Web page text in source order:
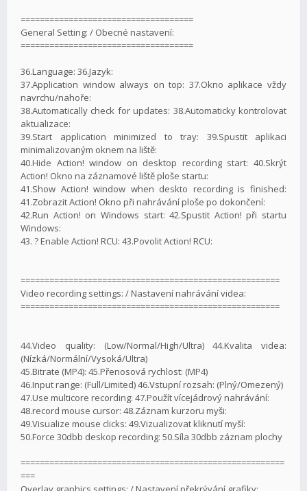
====================================
General Setting: / Obecné nastavení:
====================================
36.Language: 36.Jazyk:
37.Application window always on top: 37.Okno aplikace vždy
navrchu/nahoře:
38.Automatically check for updates: 38.Automaticky kontrolovat
aktualizace:
39.Start application minimized to tray: 39.Spustit aplikaci
minimalizovaným oknem na liště:
40.Hide Action! window on desktop recording start: 40.Skrýt
Action! Okno na záznamové liště ploše startu:
41.Show Action! window when deskto recording is finished:
41.Zobrazit Action! Okno při nahrávání ploše po dokončení:
42.Run Action! on Windows start: 42.Spustit Action! při startu
Windows:
43. ? Enable Action! RCU: 43.Povolit Action! RCU:
======================================================
Video recording settings: / Nastavení nahrávání videa:
======================================================
44.Video quality: (Low/Normal/High/Ultra) 44.Kvalita videa:
(Nízká/Normální/Vysoká/Ultra)
45.Bitrate (MP4): 45.Přenosová rychlost: (MP4)
46.Input range: (Full/Limited) 46.Vstupní rozsah: (Plný/Omezený)
47.Use multicore recording: 47.Použít vícejádrový nahrávání:
48.record mouse cursor: 48.Záznam kurzoru myši:
49.Visualize mouse clicks: 49.Vizualizovat kliknutí myší:
50.Force 30dbb deskop recording: 50.Síla 30dbb záznam plochy
=======================================================
===